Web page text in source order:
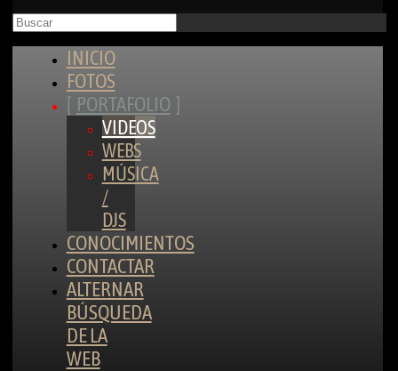
INICIO
FOTOS
PORTAFOLIO
VIDEOS
WEBS
MÚSICA
/
DJS
CONOCIMIENTOS
CONTACTAR
ALTERNAR
BÚSQUEDA
DE LA
WEB